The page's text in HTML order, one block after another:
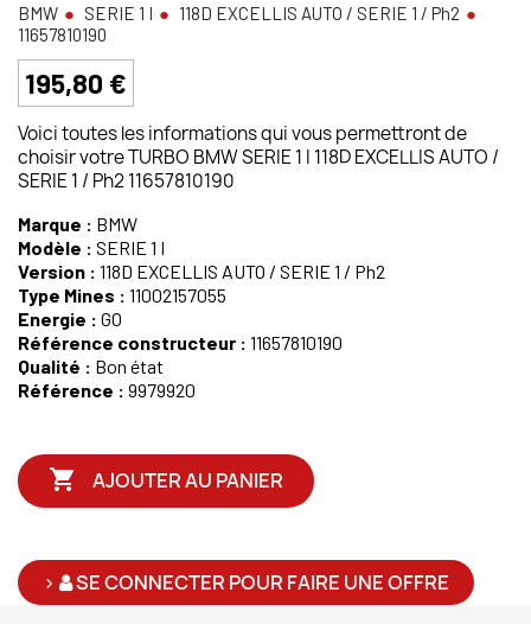
BMW SERIE 1 I
118D EXCELLIS AUTO / SERIE 1 / Ph2
11657810190
195,80 €
Voici toutes les informations qui vous permettront de
choisir votre TURBO BMW SERIE 1 I 118D EXCELLIS AUTO /
SERIE 1 / Ph2 11657810190
Marque : BMW
Modèle : SERIE 1 I
Version : 118D EXCELLIS AUTO / SERIE 1 / Ph2
Type Mines : 11002157055
Energie : GO
Référence constructeur : 11657810190
Qualité : Bon état
Référence : 9979920
 AJOUTER AU PANIER
> SE CONNECTER POUR FAIRE UNE OFFRE